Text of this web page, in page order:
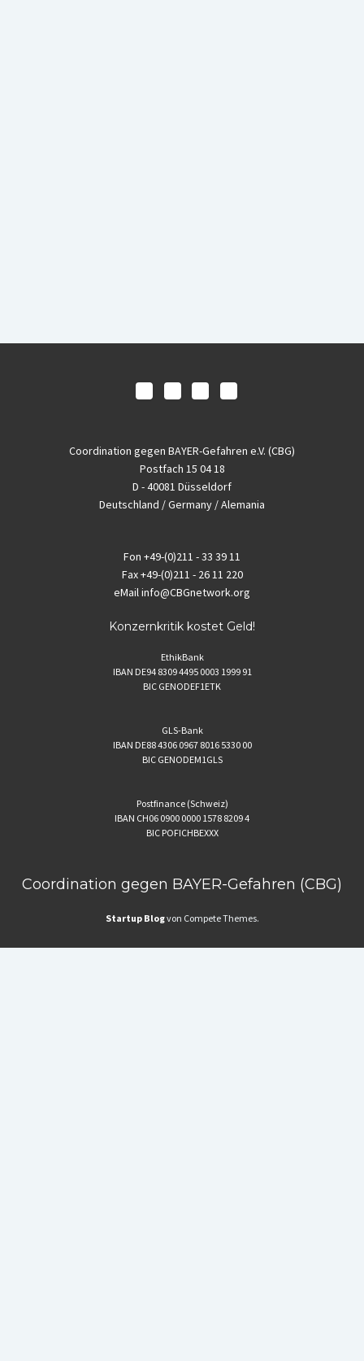
Coordination gegen BAYER-Gefahren e.V. (CBG)
Postfach 15 04 18
D - 40081 Düsseldorf
Deutschland / Germany / Alemania
Fon +49-(0)211 - 33 39 11
Fax+49-(0)211 - 26 11 220
eMailinfo@CBGnetwork.org
Konzernkritik kostet Geld!
EthikBank
IBAN DE94 8309 4495 0003 1999 91
BIC GENODEF1ETK
GLS-Bank
IBAN DE88 4306 0967 8016 5330 00
BIC GENODEM1GLS
Postfinance (Schweiz)
IBAN CH06 0900 0000 1578 8209 4
BIC POFICHBEXXX
Coordination gegen BAYER-Gefahren (CBG)
Startup Blogvon Compete Themes.